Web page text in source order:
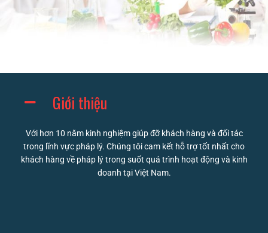
Giới thiệu
Với hơn 10 năm kinh nghiệm giúp đỡ khách hàng và đối tác
trong lĩnh vực pháp lý. Chúng tôi cam kết hỗ trợ tốt nhất cho
khách hàng về pháp lý trong suốt quá trình hoạt động và kinh
doanh tại Việt Nam.